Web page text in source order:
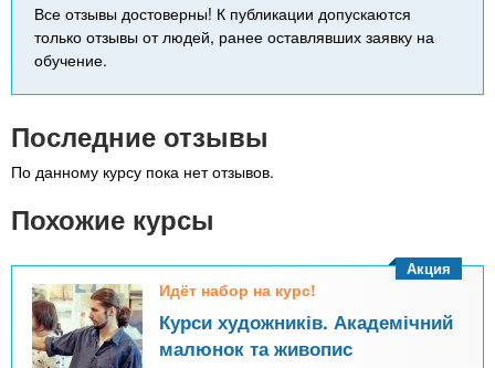
Все отзывы достоверны! К публикации допускаются
только отзывы от людей, ранее оставлявших заявку на
обучение.
Последние отзывы
По данному курсу пока нет отзывов.
Похожие курсы
Идёт набор на курс!
Курси художників. Академічний
малюнок та живопис
Акция